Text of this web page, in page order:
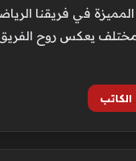
في فريقنا
يعكس روح الفريق.